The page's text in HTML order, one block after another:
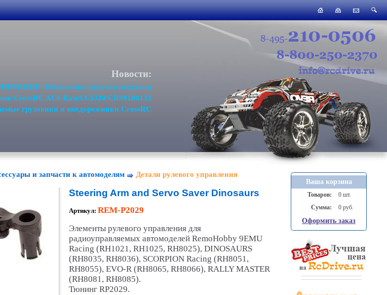
Новости:
Изменение способов доставки
CrossRC AC6 КамАЗ-5320 CR90100133
грузовики и внедорожники CrossRC
и запчасти к автомоделям Детали рулевого управления
Steering Arm and Servo Saver Dinosaurs
Артикул: REM-P2029
Элементы рулевого управления для
радиоуправляемых автомоделей RemoHobby 9EMU
Racing (RH1021, RH1025, RH8025), DINOSAURS
(RH8035, RH8036), SCORPION Racing (RH8051,
RH8055), EVO-R (RH8065, RH8066), RALLY MASTER
(RH8081, RH8085).
Тюнинг RP2029.
Ваша корзина
Товаров:
0 шт.
Сумма:
0 руб.
Оформить заказ